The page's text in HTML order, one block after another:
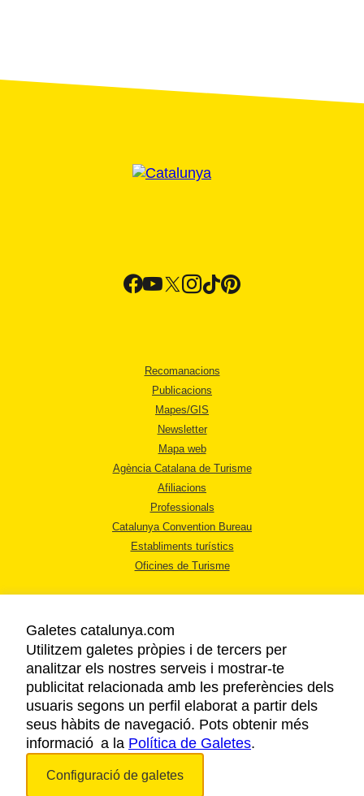
Recomanacions
Publicacions
Mapes/GIS
Newsletter
Mapa web
Agència Catalana de Turisme
Afiliacions
Professionals
Catalunya Convention Bureau
Establiments turístics
Oficines de Turisme
AVÍS LEGAL
POLÍTICA DE PRIVACITAT
COOKIES
ACCESSIBILITAT
Galetes catalunya.com
Utilitzem galetes pròpies i de tercers per
analitzar els nostres serveis i mostrar-te
publicitat relacionada amb les preferències dels
usuaris segons un perfil elaborat a partir dels
seus hàbits de navegació. Pots obtenir més
informació a la Política de Galetes.
Configuració de galetes